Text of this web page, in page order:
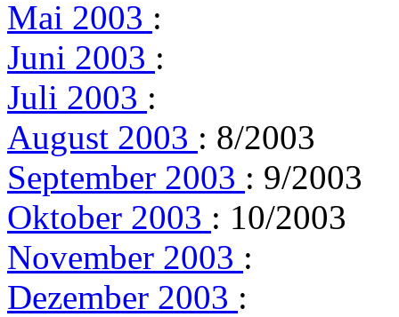
Mai 2003 :
Juni 2003 :
Juli 2003 :
August 2003 : 8/2003
September 2003 : 9/2003
Oktober 2003 : 10/2003
November 2003 :
Dezember 2003 :